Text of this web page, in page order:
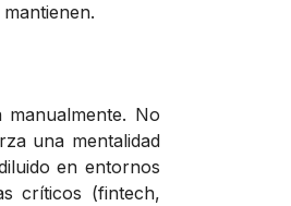
No
una mentalidad
en entornos
críticos (fintech,